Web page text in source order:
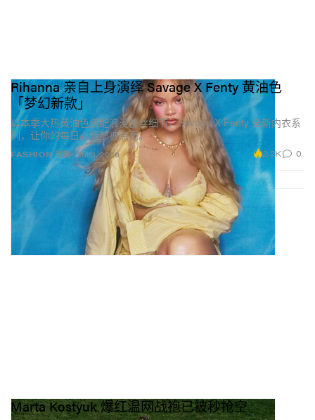
FASHION 时装
Rihanna 亲自上身演绎 Savage X Fenty 黄油色
「梦幻新款」
以本季大热黄油色搭配浪漫蕾丝细节，Savage X Fenty 全新内衣系
列，让你的每日心情都被点亮。
Jul 3, 2026 2.2K 0
Marta Kostyuk 爆红温网战袍已被秒抢空